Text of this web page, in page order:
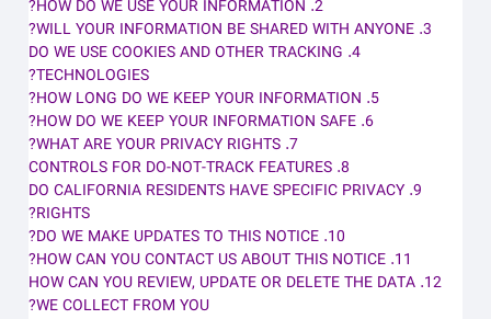
4. DO WE USE COOKIES AND OTHER TRACKING
TECHNOLOGIES?
9. DO CALIFORNIA RESIDENTS HAVE SPECIFIC PRIVACY
RIGHTS?
12. HOW CAN YOU REVIEW, UPDATE OR DELETE THE DATA
WE COLLECT FROM YOU?